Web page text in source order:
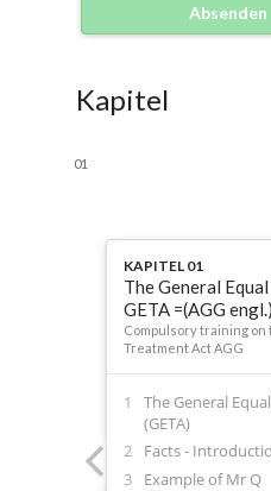
Absenden
Kapitel
01
KAPITEL 01
The General
GETA =(AGG engl.)
Compulsory training on
Treatment Act AGG
The General
(GETA)
Facts -
Example of Mr Q